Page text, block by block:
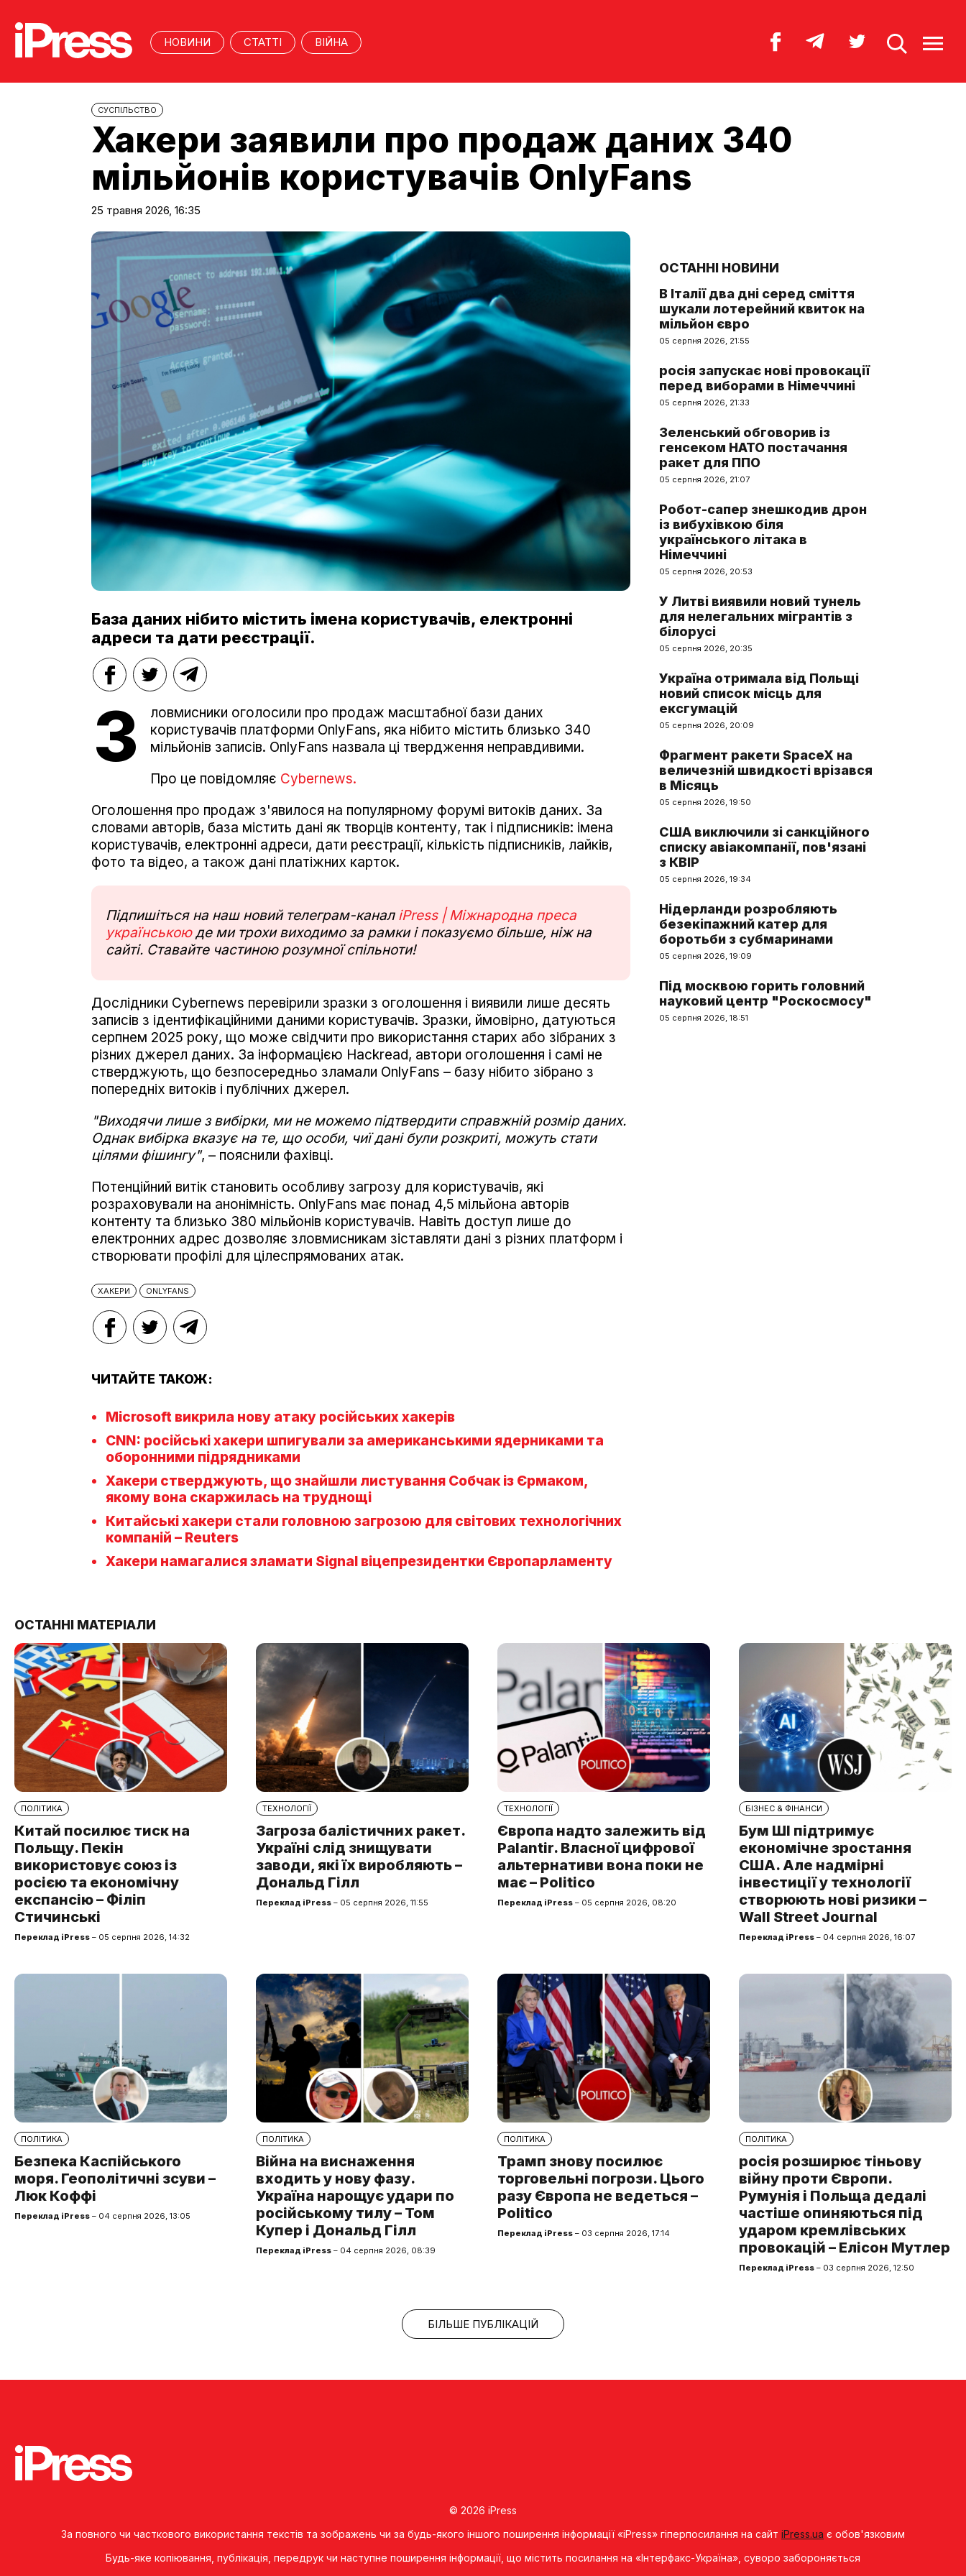
НОВИНИ СТАТТІ ВІЙНА
CУСПІЛЬСТВО
Хакери заявили про продаж даних 340
мільйонів користувачів OnlyFans
25 травня 2026, 16:35
База даних нібито містить імена користувачів, електронні
адреси та дати реєстрації.
З
ловмисники оголосили про продаж масштабної бази даних
користувачів платформи OnlyFans, яка нібито містить близько 340
мільйонів записів. OnlyFans назвала ці твердження неправдивими.
Про це повідомляє Cybernews.
Оголошення про продаж з'явилося на популярному форумі витоків даних. За
словами авторів, база містить дані як творців контенту, так і підписників: імена
користувачів, електронні адреси, дати реєстрації, кількість підписників, лайків,
фото та відео, а також дані платіжних карток.
Підпишіться на наш новий телеграм-канал iPress | Міжнародна преса
українськоюде ми трохи виходимо за рамки і показуємо більше, ніж на
сайті. Ставайте частиною розумної спільноти!
Дослідники Cybernews перевірили зразки з оголошення і виявили лише десять
записів з ідентифікаційними даними користувачів. Зразки, ймовірно, датуються
серпнем 2025 року, що може свідчити про використання старих або зібраних з
різних джерел даних. За інформацією Hackread, автори оголошення і самі не
стверджують, що безпосередньо зламали OnlyFans – базу нібито зібрано з
попередніх витоків і публічних джерел.
"Виходячи лише з вибірки, ми не можемо підтвердити справжній розмір даних.
Однак вибірка вказує на те, що особи, чиї дані були розкриті, можуть стати
цілями фішингу", – пояснили фахівці.
Потенційний витік становить особливу загрозу для користувачів, які
розраховували на анонімність. OnlyFans має понад 4,5 мільйона авторів
контенту та близько 380 мільйонів користувачів. Навіть доступ лише до
електронних адрес дозволяє зловмисникам зіставляти дані з різних платформ і
створювати профілі для цілеспрямованих атак.
ХАКЕРИ ONLYFANS
ЧИТАЙТЕ ТАКОЖ:
Microsoft викрила нову атаку російських хакерів
CNN: російські хакери шпигували за американськими ядерниками та
оборонними підрядниками
Хакери стверджують, що знайшли листування Собчак із Єрмаком,
якому вона скаржилась на труднощі
Китайські хакери стали головною загрозою для світових технологічних
компаній – Reuters
Хакери намагалися зламати Signal віцепрезидентки Європарламенту
ОСТАННІ НОВИНИ
В Італії два дні серед сміття
шукали лотерейний квиток на
мільйон євро
05 серпня 2026, 21:55
росія запускає нові провокації
перед виборами в Німеччині
05 серпня 2026, 21:33
Зеленський обговорив із
генсеком НАТО постачання
ракет для ППО
05 серпня 2026, 21:07
Робот-сапер знешкодив дрон
із вибухівкою біля
українського літака в
Німеччині
05 серпня 2026, 20:53
У Литві виявили новий тунель
для нелегальних мігрантів з
білорусі
05 серпня 2026, 20:35
Україна отримала від Польщі
новий список місць для
ексгумацій
05 серпня 2026, 20:09
Фрагмент ракети SpaceX на
величезній швидкості врізався
в Місяць
05 серпня 2026, 19:50
США виключили зі санкційного
списку авіакомпанії, пов'язані
з КВІР
05 серпня 2026, 19:34
Нідерланди розробляють
безекіпажний катер для
боротьби з субмаринами
05 серпня 2026, 19:09
Під москвою горить головний
науковий центр "Роскосмосу"
05 серпня 2026, 18:51
ОСТАННІ МАТЕРІАЛИ
ПОЛІТИКА
Китай посилює тиск на
Польщу. Пекін
використовує союз із
росією та економічну
експансію – Філіп
Стичинські
Переклад iPress – 05 серпня 2026, 14:32
ТЕХНОЛОГІЇ
Загроза балістичних ракет.
Україні слід знищувати
заводи, які їх виробляють –
Дональд Гілл
Переклад iPress – 05 серпня 2026, 11:55
ТЕХНОЛОГІЇ
Європа надто залежить від
Palantir. Власної цифрової
альтернативи вона поки не
має – Politico
Переклад iPress – 05 серпня 2026, 08:20
БІЗНЕС & ФІНАНСИ
Бум ШІ підтримує
економічне зростання
США. Але надмірні
інвестиції у технології
створюють нові ризики –
Wall Street Journal
Переклад iPress – 04 серпня 2026, 16:07
ПОЛІТИКА
Безпека Каспійського
моря. Геополітичні зсуви –
Люк Коффі
Переклад iPress – 04 серпня 2026, 13:05
ПОЛІТИКА
Війна на виснаження
входить у нову фазу.
Україна нарощує удари по
російському тилу – Том
Купер і Дональд Гілл
Переклад iPress – 04 серпня 2026, 08:39
ПОЛІТИКА
Трамп знову посилює
торговельні погрози. Цього
разу Європа не ведеться –
Politico
Переклад iPress – 03 серпня 2026, 17:14
ПОЛІТИКА
росія розширює тіньову
війну проти Європи.
Румунія і Польща дедалі
частіше опиняються під
ударом кремлівських
провокацій – Елісон Мутлер
Переклад iPress – 03 серпня 2026, 12:50
БІЛЬШЕ ПУБЛІКАЦІЙ
© 2026 iPress
За повного чи часткового використання текстів та зображень чи за будь-якого іншого поширення інформації «iPress» гіперпосилання на сайт iPress.ua є обов'язковим
Будь-яке копiювання, публiкацiя, передрук чи наступне поширення iнформацiї, що мiстить посилання на «Iнтерфакс-Україна», суворо забороняється